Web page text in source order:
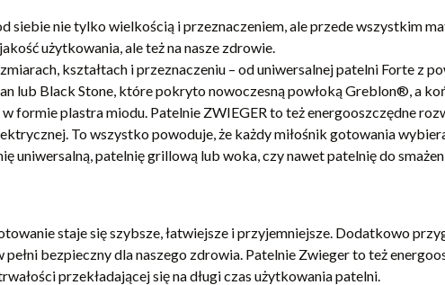
siebie nie tylko wielkością i przeznaczeniem, ale przede wszystkim
użytkowania, ale też na nasze zdrowie.
kształtach i przeznaczeniu – od uniwersalnej patelni Forte z
lub Black Stone, które pokryto nowoczesną powłoką Greblon®, a
plastra miodu. Patelnie ZWIEGER to też energooszczędne
To wszystko powoduje, że każdy miłośnik gotowania
uniwersalną, patelnię grillową lub woka, czy nawet patelnię do
staje się szybsze, łatwiejsze i przyjemniejsze. Dodatkowo
bezpieczny dla naszego zdrowia. Patelnie Zwieger to też
przekładającej się na długi czas użytkowania patelni.